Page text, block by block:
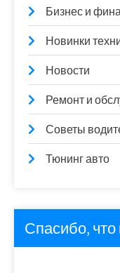
Бизнес и
Новинки
Новости
Ремонт и
Советы
Тюнинг авто
Спасибо,